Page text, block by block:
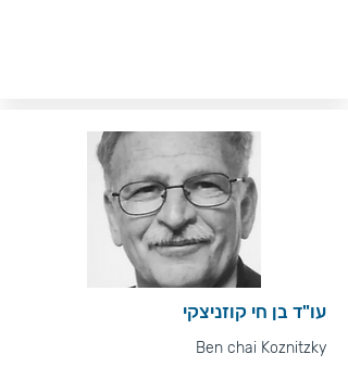
עו"ד בן חי קוזניצקי
Ben chai Koznitzky